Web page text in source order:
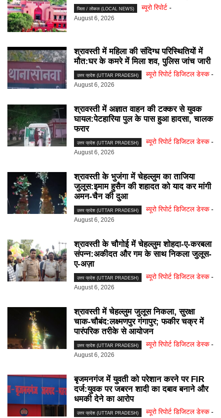
जिला / लोकल (LOCAL NEWS) ब्यूरो रिपोर्ट -
August 6, 2026
श्रावस्ती में महिला की संदिग्ध परिस्थितियों में
मौत:घर के कमरे में मिला शव, पुलिस जांच जारी
उत्तर प्रदेश (UTTAR PRADESH) ब्यूरो रिपोर्ट डिजिटल डेस्क -
August 6, 2026
श्रावस्ती में अज्ञात वाहन की टक्कर से युवक
घायल:पेटहारिया पुल के पास हुआ हादसा, चालक
फरार
उत्तर प्रदेश (UTTAR PRADESH) ब्यूरो रिपोर्ट डिजिटल डेस्क -
August 6, 2026
श्रावस्ती के भुजंगा में चेहल्लुम का ताजिया
जुलूस:इमाम हुसैन की शहादत को याद कर मांगी
अमन-चैन की दुआ
उत्तर प्रदेश (UTTAR PRADESH) ब्यूरो रिपोर्ट डिजिटल डेस्क -
August 6, 2026
श्रावस्ती के चौगोई में चेहल्लुम शोहदा-ए-करबला
संपन्न:अकीदत और गम के साथ निकला जुलूस-
ए-अज़ा
उत्तर प्रदेश (UTTAR PRADESH) ब्यूरो रिपोर्ट डिजिटल डेस्क -
August 6, 2026
श्रावस्ती में चेहल्लुम जुलूस निकला, सुरक्षा
चाक-चौबंद:लक्ष्मणपुर गंगापुर; फकीर चक्र में
पारंपरिक तरीके से आयोजन
उत्तर प्रदेश (UTTAR PRADESH) ब्यूरो रिपोर्ट डिजिटल डेस्क -
August 6, 2026
बृजमनगंज में युवती को परेशान करने पर FIR
दर्ज:युवक पर जबरन शादी का दबाव बनाने और
धमकी देने का आरोप
उत्तर प्रदेश (UTTAR PRADESH) ब्यूरो रिपोर्ट डिजिटल डेस्क -